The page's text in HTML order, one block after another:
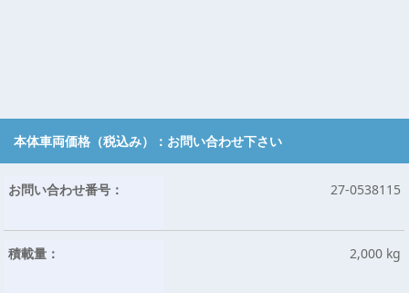
本体車両価格（税込み）： お問い合わせ下さい
お問い合わせ番号： 27-0538115
積載量： 2,000 kg